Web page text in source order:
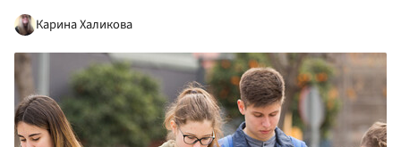
Карина Халикова